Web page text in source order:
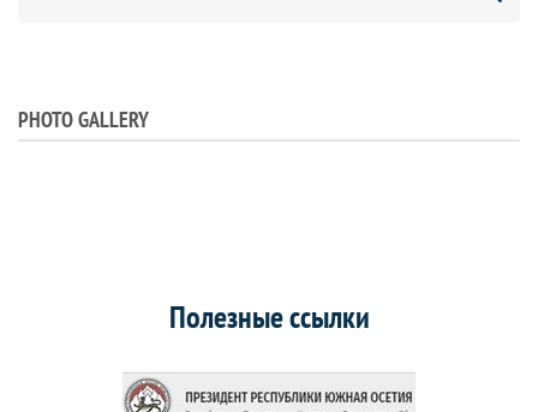
PHOTO GALLERY
Полезные ссылки